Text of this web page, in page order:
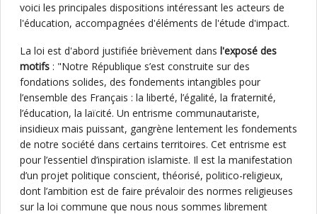
voici les principales dispositions intéressant les acteurs de
l'éducation, accompagnées d'éléments de l'étude d'impact.
La loi est d'abord justifiée brièvement dans l'exposé des
motifs : "Notre République s’est construite sur des
fondations solides, des fondements intangibles pour
l’ensemble des Français : la liberté, l’égalité, la fraternité,
l’éducation, la laïcité. Un entrisme communautariste,
insidieux mais puissant, gangrène lentement les fondements
de notre société dans certains territoires. Cet entrisme est
pour l’essentiel d’inspiration islamiste. Il est la manifestation
d’un projet politique conscient, théorisé, politico-religieux,
dont l’ambition est de faire prévaloir des normes religieuses
sur la loi commune que nous nous sommes librement